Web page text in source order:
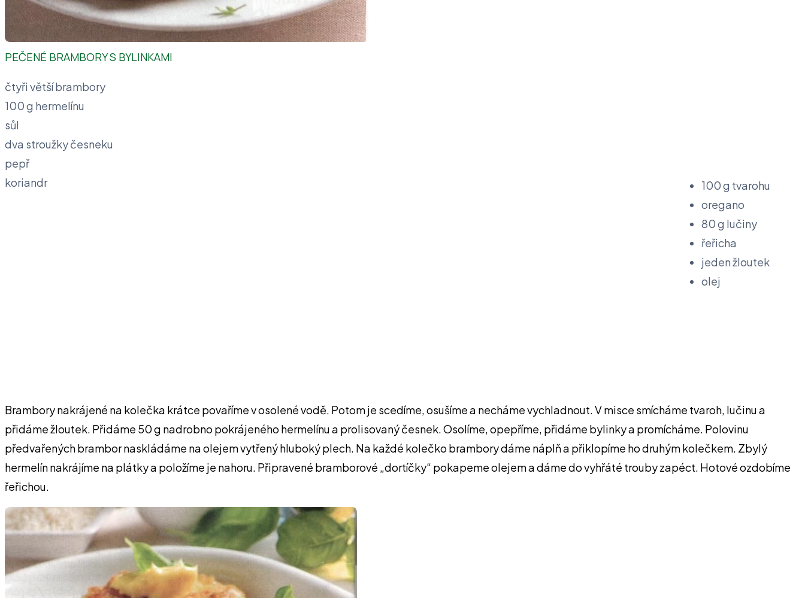
PEČENÉ BRAMBORY S BYLINKAMI
čtyři větší brambory
100 g hermelínu
sůl
dva stroužky česneku
pepř
koriandr
100 g tvarohu
oregano
80 g lučiny
řeřicha
jeden žloutek
olej
Brambory nakrájené na kolečka krátce povaříme v osolené vodě. Potom je scedíme, osušíme a necháme vychladnout. V misce smícháme tvaroh, lučinu a
přidáme žloutek. Přidáme 50 g nadrobno pokrájeného hermelínu a prolisovaný česnek. Osolíme, opepříme, přidáme bylinky a promícháme. Polovinu
předvařených brambor naskládáme na olejem vytřený hluboký plech. Na každé kolečko brambory dáme náplň a přiklopíme ho druhým kolečkem. Zbylý
hermelín nakrájíme na plátky a položíme je nahoru. Připravené bramborové „dortíčky“ pokapeme olejem a dáme do vyhřáté trouby zapéct. Hotové ozdobíme
řeřichou.